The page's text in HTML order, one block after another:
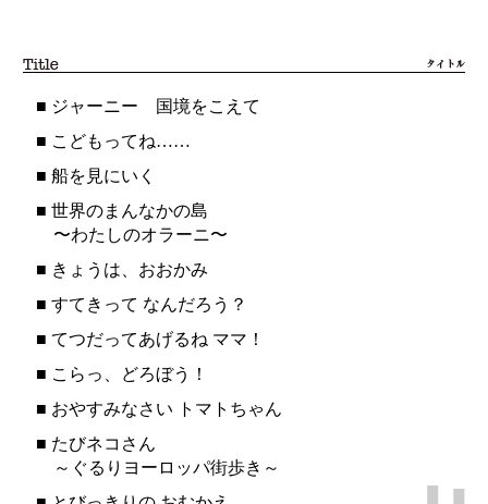
■ ジャーニー 国境をこえて
■ こどもってね……
■ 船を見にいく
■ 世界のまんなかの島
〜わたしのオラーニ〜
■ きょうは、おおかみ
■ すてきって なんだろう？
■ てつだってあげるね ママ！
■ こらっ、どろぼう！
■ おやすみなさい トマトちゃん
■ たびネコさん
～ぐるりヨーロッパ街歩き～